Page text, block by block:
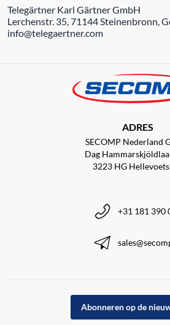
Telegärtner Karl Gärtner GmbH
Lerchenstr. 35, 71144 Steinenbronn,
info@telegaertner.com
ADRES
SECOMP Nederland
Dag
3223 HG
+31 181 390
Abonneren op de